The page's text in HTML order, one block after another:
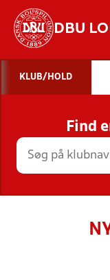
DBU
KLUB/HOLD
Find